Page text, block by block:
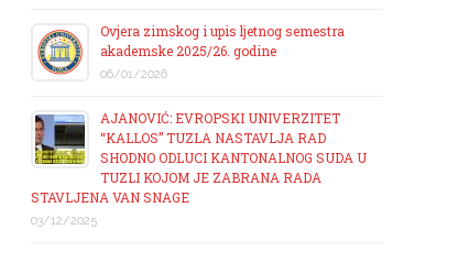
Ovjera zimskog i upis ljetnog semestra
akademske 2025/26. godine
06/01/2026
AJANOVIĆ: EVROPSKI UNIVERZITET
“KALLOS” TUZLA NASTAVLJA RAD
SHODNO ODLUCI KANTONALNOG SUDA U
TUZLI KOJOM JE ZABRANA RADA
STAVLJENA VAN SNAGE
03/12/2025